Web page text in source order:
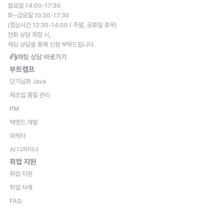
월요일 14:00-17:30
화~금요일 10:30-17:30
(점심시간 12:30-14:00 / 주말, 공휴일 휴무)
전화 상담 희망 시,
채딩 상담을 통해 신청 부탁드립니다.
채팅 상담 바로가기
부트캠프
단기심화 Java
제조업 품질 관리
PM
백엔드 개발
마케터
AI 디자이너
취업 지원
취업 지원
취업 사례
FAQ